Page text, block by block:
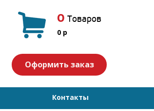
0 Товаров
0 p
Оформить заказ
Контакты